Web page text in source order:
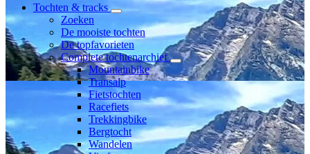
Tochten & tracks
Zoeken
De mooiste tochten
De topfavorieten
Complete tochtenarchief
Mountainbike
Transalp
Fietstochten
Racefiets
Trekkingbike
Bergtocht
Wandelen